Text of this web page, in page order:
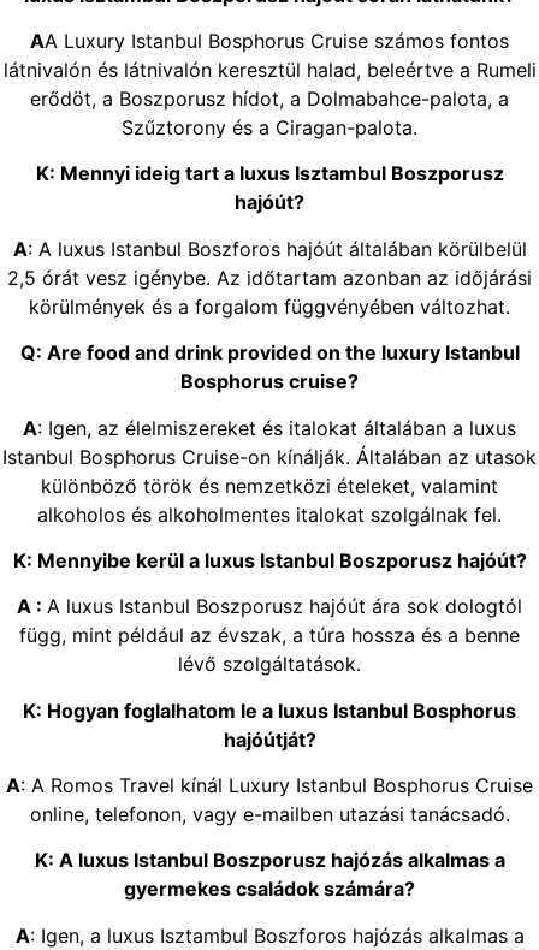
AA Luxury Istanbul Bosphorus Cruise számos fontos
látnivalón és látnivalón keresztül halad, beleértve a Rumeli
erődöt, a Boszporusz hídot, a Dolmabahce-palota, a
Szűztorony és a Ciragan-palota.
K: Mennyi ideig tart a luxus Isztambul Boszporusz
hajóút?
A: A luxus Istanbul Boszforos hajóút általában körülbelül
2,5 órát vesz igénybe. Az időtartam azonban az időjárási
körülmények és a forgalom függvényében változhat.
Q: Are food and drink provided on the luxury Istanbul
Bosphorus cruise?
A: Igen, az élelmiszereket és italokat általában a luxus
Istanbul Bosphorus Cruise-on kínálják. Általában az utasok
különböző török és nemzetközi ételeket, valamint
alkoholos és alkoholmentes italokat szolgálnak fel.
K: Mennyibe kerül a luxus Istanbul Boszporusz hajóút?
A : A luxus Istanbul Boszporusz hajóút ára sok dologtól
függ, mint például az évszak, a túra hossza és a benne
lévő szolgáltatások.
K: Hogyan foglalhatom le a luxus Istanbul Bosphorus
hajóútját?
A: A Romos Travel kínál Luxury Istanbul Bosphorus Cruise
online, telefonon, vagy e-mailben utazási tanácsadó.
K: A luxus Istanbul Boszporusz hajózás alkalmas a
gyermekes családok számára?
A: Igen, a luxus Isztambul Boszforos hajózás alkalmas a